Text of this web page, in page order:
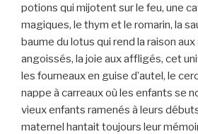
potions qui mijotent sur le feu, une
magiques, le thym et le romarin, la
baume du lotus qui rend la raison aux
angoissés, la joie aux affligés, cet
les fourneaux en guise d’autel, le
nappe à carreaux où les enfants se
vieux enfants ramenés à leurs
maternel hantait toujours leur